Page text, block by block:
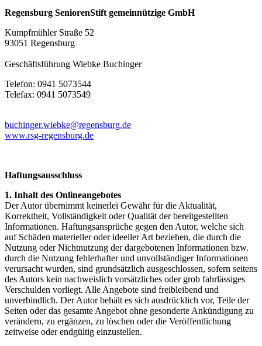
Regensburg SeniorenStift gemeinnützige GmbH
Kumpfmühler Straße 52
93051 Regensburg
Geschäftsführung Wiebke Buchinger
Telefon: 0941 5073544
Telefax: 0941 5073549
buchinger.wiebke@regensburg.de
www.rsg-regensburg.de
Haftungsausschluss
1. Inhalt des Onlineangebotes
Der Autor übernimmt keinerlei Gewähr für die Aktualität,
Korrektheit, Vollständigkeit oder Qualität der bereitgestellten
Informationen. Haftungsansprüche gegen den Autor, welche sich
auf Schäden materieller oder ideeller Art beziehen, die durch die
Nutzung oder Nichtnutzung der dargebotenen Informationen bzw.
durch die Nutzung fehlerhafter und unvollständiger Informationen
verursacht wurden, sind grundsätzlich ausgeschlossen, sofern seitens
des Autors kein nachweislich vorsätzliches oder grob fahrlässiges
Verschulden vorliegt. Alle Angebote sind freibleibend und
unverbindlich. Der Autor behält es sich ausdrücklich vor, Teile der
Seiten oder das gesamte Angebot ohne gesonderte Ankündigung zu
verändern, zu ergänzen, zu löschen oder die Veröffentlichung
zeitweise oder endgültig einzustellen.